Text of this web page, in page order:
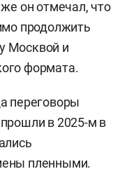
он отмечал, что
продолжить
Москвой и
формата.
переговоры
в 2025-м в
пленными.